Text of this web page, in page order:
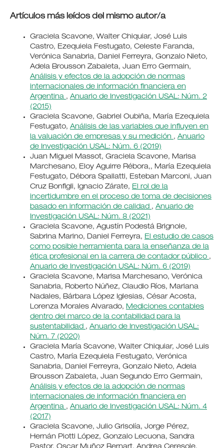
Artículos más leídos del mismo autor/a
Graciela Scavone, Walter Chiquiar, José Luis
Castro, Ezequiela Festugato, Celeste Faranda,
Verónica Sanabria, Daniel Ferreyra, Gonzalo Nieto,
Adela Brousson Zabaleta, Juan Erro Germain,
Análisis y efectos de la adopción de normas
internacionales de información financiera en
Argentina , Anuario de Investigación USAL: Núm. 2
(2015)
Graciela Scavone, Gabriel Oubiña, María Ezequiela
Festugato, Análisis de las variables que influyen en
la valuación de empresas y su medición , Anuario
de Investigación USAL: Núm. 6 (2019)
Juan Miguel Massot, Graciela Scavone, Marisa
Marchesano, Eloy Aguirre Rébora,, María Ezequiela
Festugato, Débora Spallatti, Esteban Marconi, Juan
Cruz Bonfigli, Ignacio Zárate, El rol de la
incertidumbre en el proceso de toma de decisiones
basado en información de calidad , Anuario de
Investigación USAL: Núm. 8 (2021)
Graciela Scavone, Agustín Podestá Brignole,
Sabrina Marino, Daniel Ferreyra, El estudio de casos
como posible herramienta para la enseñanza de la
ética profesional en la carrera de contador público ,
Anuario de Investigación USAL: Núm. 6 (2019)
Graciela Scavone, Marisa Marchesano, Verónica
Sanabria, Roberto Núñez, Claudio Ríos, Mariana
Nadales, Bárbara López Iglesias, César Acosta,
Lorenza Morales Alvarado, Mediciones contables
dentro del marco de la contabilidad para la
sustentabilidad , Anuario de Investigación USAL:
Núm. 7 (2020)
Graciela María Scavone, Walter Chiquiar, José Luis
Castro, María Ezequiela Festugato, Verónica
Sanabria, Daniel Ferreyra, Gonzalo Nieto, Adela
Brousson Zabaleta, Juan Segundo Erro Germain,
Análisis y efectos de la adopción de normas
internacionales de información financiera en
Argentina , Anuario de Investigación USAL: Núm. 4
(2017)
Graciela Scavone, Julio Grisolía, Jorge Pérez,
Hernán Piotti López, Gonzalo Lecuona, Sandra